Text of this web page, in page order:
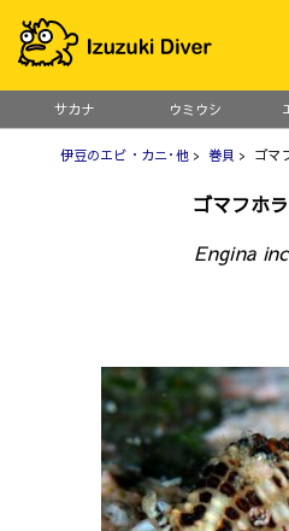
サカナ ウミウシ
伊豆のエビ・カニ･他> 巻貝 > ゴマ
ゴマフホ
Engina